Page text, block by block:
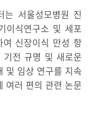
는 서울성모병원 진
이식연구소 및 세포
여 신장이식 만성 항
전 규명 및 새로운
및 임상 연구를 지속
여러 편의 관련 논문